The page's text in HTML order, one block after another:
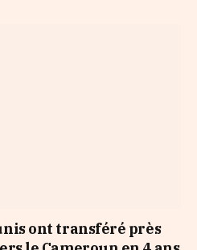
ont transféré près